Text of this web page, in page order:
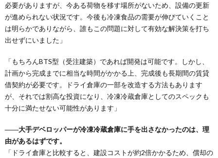
必要がありますが、今ある荷物を移す場所がないため、設備の更新
が進められない状況です。今後も冷凍食品の需要が伸びていくこと
は明らかでありながら、誰もこの問題に対して有効な解決策を打ち
出せずにいました」
「もちろんBTS型（受注建築）であれば開発は可能です。しかし、
計画から完成までに相当な時間がかかる上、完成後も長期間の賃貸
借契約が必要です。ドライ倉庫の一部を改造する方法もあります
が、それでは割高な投資になり、冷凍冷蔵倉庫としてのスペックも
十分に満たせない可能性があります」
――大手デベロッパーが冷凍冷蔵倉庫に手を出さなかったのは、理
由があるはずです。
「ドライ倉庫と比較すると、建設コストが約2倍かかるため、償却の